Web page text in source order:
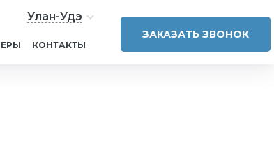
Улан-Удэ
КОНТАКТЫ
ЗАКАЗАТЬ ЗВОНОК